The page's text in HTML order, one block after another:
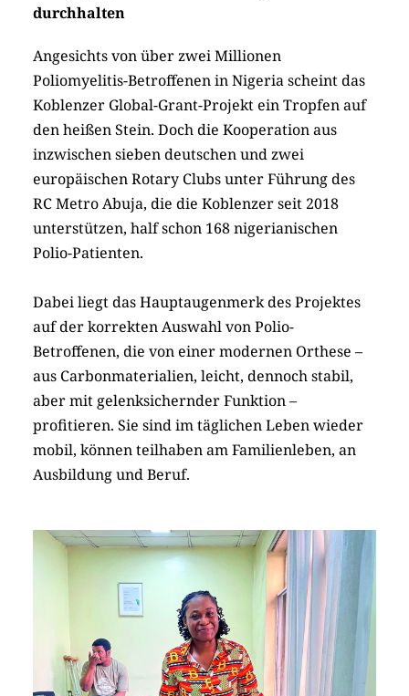
durchhalten
Angesichts von über zwei Millionen
Poliomyelitis-Betroffenen in Nigeria scheint das
Koblenzer Global-Grant-Projekt ein Tropfen auf
den heißen Stein. Doch die Kooperation aus
inzwischen sieben deutschen und zwei
europäischen Rotary Clubs unter Führung des
RC Metro Abuja, die die Koblenzer seit 2018
unterstützen, half schon 168 nigerianischen
Polio-Patienten.
Dabei liegt das Hauptaugenmerk des Projektes
auf der korrekten Auswahl von Polio-
Betroffenen, die von einer modernen Orthese –
aus Carbonmaterialien, leicht, dennoch stabil,
aber mit gelenksichernder Funktion –
profitieren. Sie sind im täglichen Leben wieder
mobil, können teilhaben am Familienleben, an
Ausbildung und Beruf.